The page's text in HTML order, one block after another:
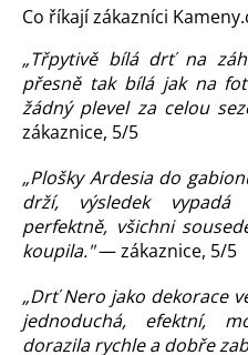
Co říkají zákazníci
„Třpytivě bílá drť na
přesně tak bílá jak na
žádný plevel za celou
zákaznice, 5/5
„Plošky Ardesia do
drží, výsledek
perfektně, všichni
koupila."— zákaznice, 5/5
„Drť Nero jako dekorace
jednoduchá, efektní,
dorazila rychle a dobře